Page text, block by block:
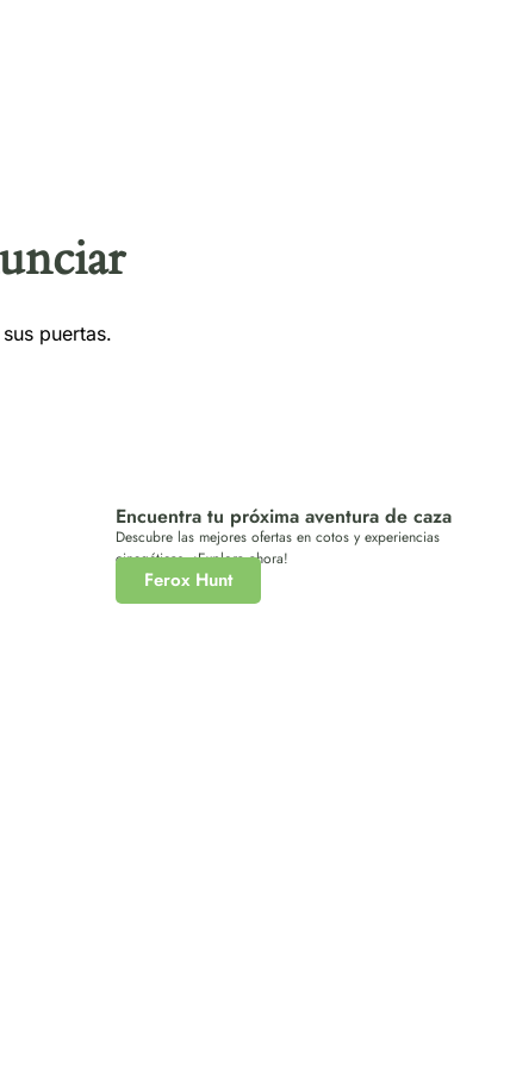
puertas.
Encuentra tu próxima aventura de caza
Descubre las mejores ofertas en cotos y experiencias
cinegéticas. ¡Explora ahora!
Ferox Hunt